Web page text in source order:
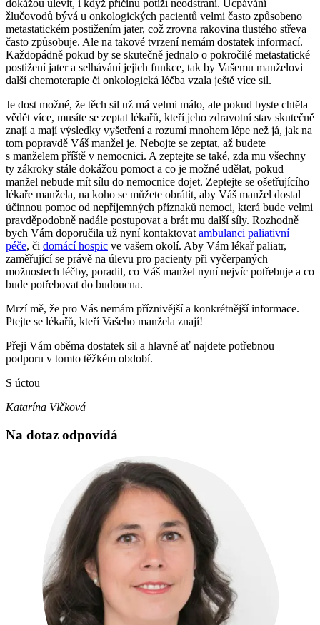
dokážou ulevit, i když příčinu potíží neodstraní. Ucpávání
žlučovodů bývá u onkologických pacientů velmi často způsobeno
metastatickém postižením jater, což zrovna rakovina tlustého střeva
často způsobuje. Ale na takové tvrzení nemám dostatek informací.
Každopádně pokud by se skutečně jednalo o pokročilé metastatické
postižení jater a selhávání jejich funkce, tak by Vašemu manželovi
další chemoterapie či onkologická léčba vzala ještě více sil.
Je dost možné, že těch sil už má velmi málo, ale pokud byste chtěla
vědět více, musíte se zeptat lékařů, kteří jeho zdravotní stav skutečně
znají a mají výsledky vyšetření a rozumí mnohem lépe než já, jak na
tom popravdě Váš manžel je. Nebojte se zeptat, až budete
s manželem příště v nemocnici. A zeptejte se také, zda mu všechny
ty zákroky stále dokážou pomoct a co je možné udělat, pokud
manžel nebude mít sílu do nemocnice dojet. Zeptejte se ošetřujícího
lékaře manžela, na koho se můžete obrátit, aby Váš manžel dostal
účinnou pomoc od nepříjemných příznaků nemoci, která bude velmi
pravděpodobně nadále postupovat a brát mu další síly. Rozhodně
bych Vám doporučila už nyní kontaktovat ambulanci paliativní
péče, či domácí hospic ve vašem okolí. Aby Vám lékař paliatr,
zaměřující se právě na úlevu pro pacienty při vyčerpaných
možnostech léčby, poradil, co Váš manžel nyní nejvíc potřebuje a co
bude potřebovat do budoucna.
Mrzí mě, že pro Vás nemám příznivější a konkrétnější informace.
Ptejte se lékařů, kteří Vašeho manžela znají!
Přeji Vám oběma dostatek sil a hlavně ať najdete potřebnou
podporu v tomto těžkém období.
S úctou
Katarína Vlčková
Na dotaz odpovídá